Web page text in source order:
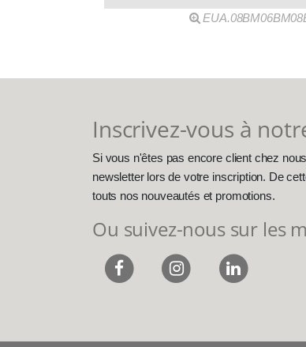
Inscrivez-vous à
Si vous n'êtes pas encore client chez
newsletter lors de votre inscription. De
touts nos nouveautés et promotions.
Ou suivez-nous sur les